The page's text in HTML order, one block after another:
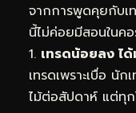
จากการพูดคุยกับเ
นี้ไม่ค่อยมีสอนในคอ
เทรดน้อยลง ไ
เทรดเพราะเบื่อ นั
ไม้ต่อสัปดาห์ แต่ทุ